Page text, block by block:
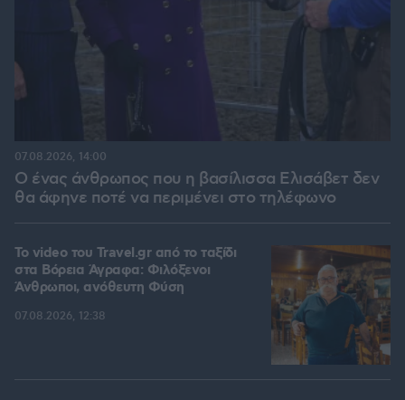
Ο ένας άνθρωπος που η βασίλισσα Ελισάβετ δεν
θα άφηνε ποτέ να περιμένει στο τηλέφωνο
07.08.2026, 14:00
To video του Travel.gr από το ταξίδι
στα Βόρεια Άγραφα: Φιλόξενοι
Άνθρωποι, ανόθευτη Φύση
07.08.2026, 12:38